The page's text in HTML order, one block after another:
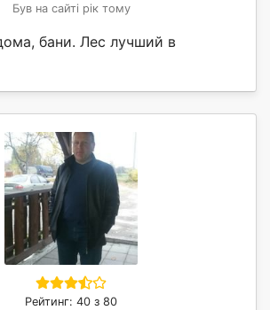
Був на сайті рік тому
бани. Лес лучший в
Рейтинг: 40 з 80